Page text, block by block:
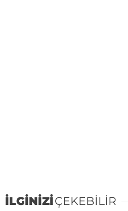
İLGİNİZİÇEKEBİLİR